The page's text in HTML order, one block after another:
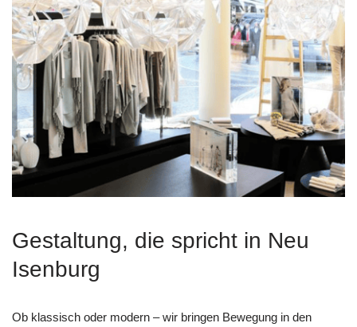
Gestaltung, die spricht in Neu
Isenburg
Ob klassisch oder modern – wir bringen Bewegung in den